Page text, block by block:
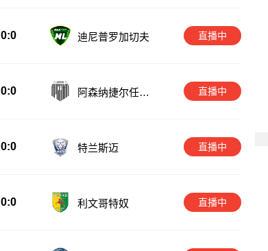
0:0 迪尼普罗加切夫 直播中
0:0
阿森纳捷尔任斯
直播中
0:0 特兰斯迈 直播中
0:0 利文哥特奴 直播中